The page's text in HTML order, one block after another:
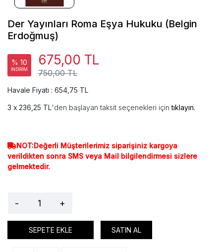
Der Yayınları Roma Eşya Hukuku (Belgin
Erdoğmuş)
% 10
İNDİRİM 750,00 TL
675,00 TL
Havale Fiyatı : 654,75 TL
236,25 TL'den başlayan taksit seçenekleri içintıklayın.
NOT:Değerli Müşterilerimiz siparişiniz kargoya
verildikten sonra SMS veya Mail bilgilendirmesi sizlere
gelmektedir.
- +
SEPETE EKLE SATIN AL